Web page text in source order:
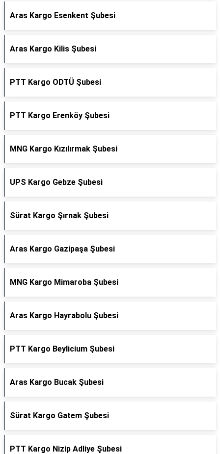
Aras Kargo Esenkent Şubesi
Aras Kargo Kilis Şubesi
PTT Kargo ODTÜ Şubesi
PTT Kargo Erenköy Şubesi
MNG Kargo Kızılırmak Şubesi
UPS Kargo Gebze Şubesi
Sürat Kargo Şırnak Şubesi
Aras Kargo Gazipaşa Şubesi
MNG Kargo Mimaroba Şubesi
Aras Kargo Hayrabolu Şubesi
PTT Kargo Beylicium Şubesi
Aras Kargo Bucak Şubesi
Sürat Kargo Gatem Şubesi
PTT Kargo Nizip Adliye Şubesi